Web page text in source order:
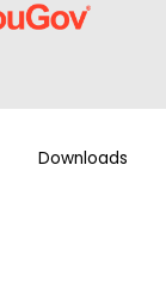
Downloads